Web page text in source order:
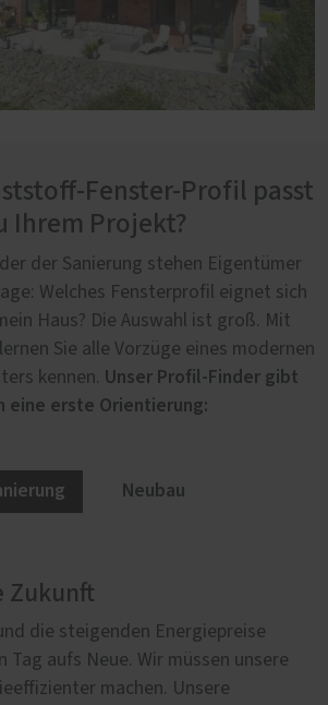
Fenster-Profil passt
Ihrem Projekt?
der Sanierung stehen Eigentümer
Welches Fensterprofil eignet sich
Haus? Die Auswahl ist groß. Mit
Sie alle Vorzüge eines modernen
kennen. Unser Profil-Finder gibt
eine erste Orientierung:
Neubau
Zukunft
die steigenden Energiepreise
Tag aufs Neue. Wir müssen unsere
machen. Unsere
richtig
unsere Kunststoff-Fenster von PaX
in der Wärmedämmung, in der
Denn wer neu baut, will